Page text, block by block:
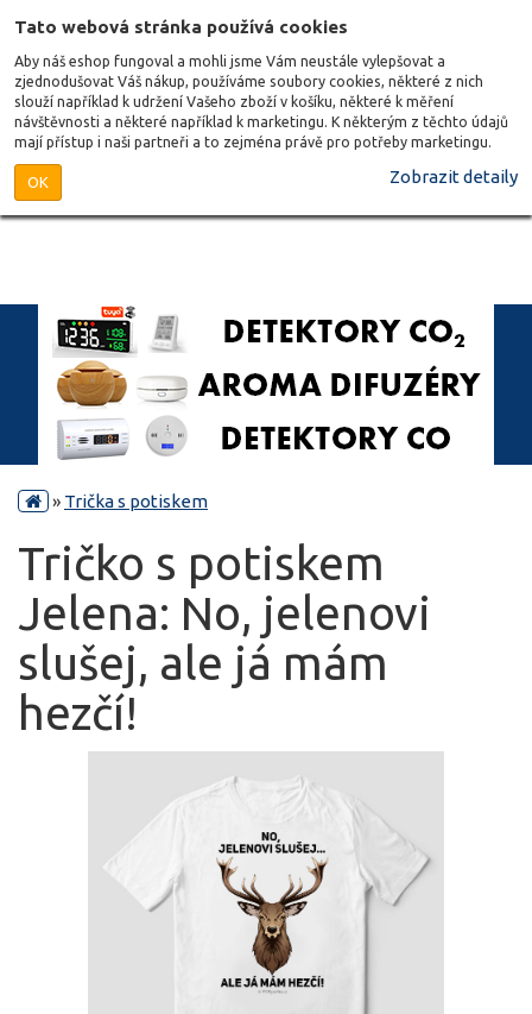
Tato webová stránka používá cookies
Aby náš eshop fungoval a mohli jsme Vám neustále vylepšovat a
zjednodušovat Váš nákup, používáme soubory cookies, některé z nich
slouží například k udržení Vašeho zboží v košíku, některé k měření
návštěvnosti a některé například k marketingu. K některým z těchto údajů
mají přístup i naši partneři a to zejména právě pro potřeby marketingu.
OK Zobrazit detaily
» Trička s potiskem
Tričko s potiskem
Jelena: No, jelenovi
slušej, ale já mám
hezčí!